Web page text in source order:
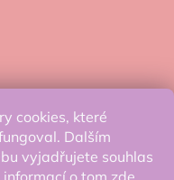
cookies, které
Dalším
vyjadřujete souhlas
o tom zde